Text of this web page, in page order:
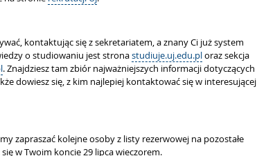
kontaktując się z sekretariatem, a znany Ci już system
o studiowaniu jest stronastudiuje.uj.edu.ploraz sekcja
. Znajdziesz tam zbiór najważniejszych informacji dotyczących
dowiesz się, z kim najlepiej kontaktować się w interesującej
zapraszać kolejne osoby z listy rezerwowej na pozostałe
w Twoim koncie 29 lipca wieczorem.